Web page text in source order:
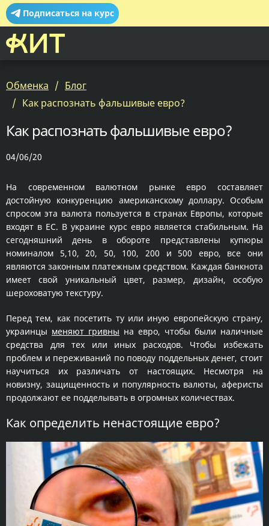
Подписаться на курс
Обменка
Блог
Как распознать фальшивые евро?
Как распознать фальшивые евро?
04/06/20
На современном валютном рынке евро составляет
достойную конкуренцию американскому доллару. Особым
спросом эта валюта пользуется в странах Европы, которые
входят в ЕС. В украине курс евро является стабильным. На
сегодняшний день в обороте представлены купюры
номиналом 5,10, 20, 50, 100, 200 и 500 евро, все они
являются законным платежным средством. Каждая банкнота
имеет свой уникальный цвет, размер, дизайн, особую
шероховатую текстуру.
Перед тем, как посетить ту или иную европейскую страну,
украинцы меняют гривны на евро, чтобы были наличные
средства для тех или иных расходов. Чтобы избежать
проблем и переживаний по поводу поддельных денег, стоит
научиться их различать от настоящих. Несмотря на
новизну, защищенность и популярность валюты, аферисты
продолжают ее подделывать в огромных количествах.
Как определить ненастоящие евро?